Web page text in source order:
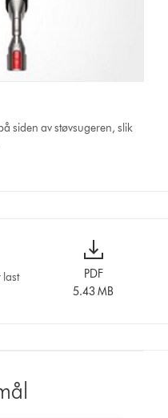
siden av støvsugeren, slik
last
PDF
5.43 MB